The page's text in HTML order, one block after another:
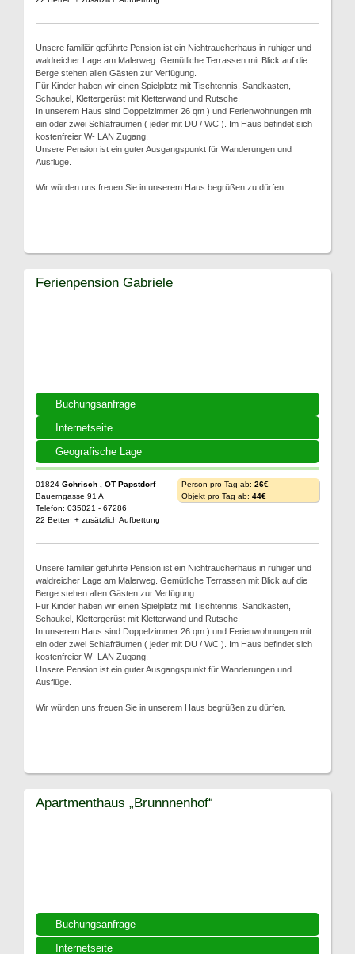
Unsere familiär geführte Pension ist ein Nichtraucherhaus in ruhiger und
waldreicher Lage am Malerweg. Gemütliche Terrassen mit Blick auf die
Berge stehen allen Gästen zur Verfügung.
Für Kinder haben wir einen Spielplatz mit Tischtennis, Sandkasten,
Schaukel, Klettergerüst mit Kletterwand und Rutsche.
In unserem Haus sind Doppelzimmer 26 qm ) und Ferienwohnungen mit
ein oder zwei Schlafräumen ( jeder mit DU / WC ). Im Haus befindet sich
kostenfreier W- LAN Zugang.
Unsere Pension ist ein guter Ausgangspunkt für Wanderungen und
Ausflüge.
Wir würden uns freuen Sie in unserem Haus begrüßen zu dürfen.
Buchungsanfrage
Internetseite
Geografische Lage
Ferienpension Gabriele
01824 Gohrisch , OT Papstdorf
Bauerngasse 91 A
Telefon: 035021 - 67286
22 Betten + zusätzlich Aufbettung
Person pro Tag ab: 26€
Objekt pro Tag ab: 44€
Unsere familiär geführte Pension ist ein Nichtraucherhaus in ruhiger und
waldreicher Lage am Malerweg. Gemütliche Terrassen mit Blick auf die
Berge stehen allen Gästen zur Verfügung.
Für Kinder haben wir einen Spielplatz mit Tischtennis, Sandkasten,
Schaukel, Klettergerüst mit Kletterwand und Rutsche.
In unserem Haus sind Doppelzimmer 26 qm ) und Ferienwohnungen mit
ein oder zwei Schlafräumen ( jeder mit DU / WC ). Im Haus befindet sich
kostenfreier W- LAN Zugang.
Unsere Pension ist ein guter Ausgangspunkt für Wanderungen und
Ausflüge.
Wir würden uns freuen Sie in unserem Haus begrüßen zu dürfen.
Buchungsanfrage
Internetseite
Apartmenthaus „Brunnnenhof“